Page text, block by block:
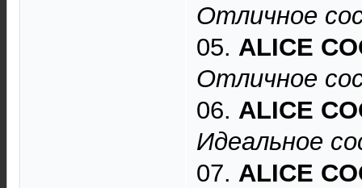
Отличное
05. ALICE
Отличное
06. ALICE
Идеальное
07. ALICE